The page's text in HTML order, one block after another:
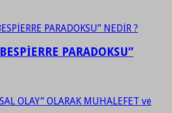
PARADOKSU”